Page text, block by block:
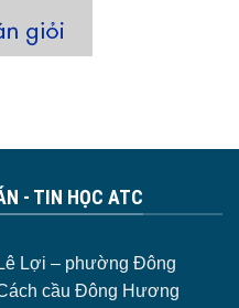
- TIN HỌC ATC
Lợi – phường Đông
cầu Đông Hương